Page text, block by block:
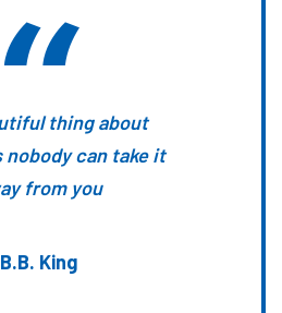
thing about
nobody can take it
from you
B.B. King